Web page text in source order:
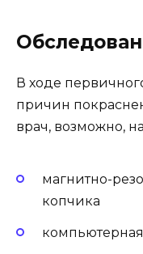
В ходе
причин
врач, возможно,
магнитно-
копчика